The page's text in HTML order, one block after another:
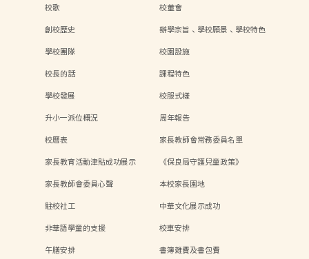
校歌
校董會
創校歷史
辦學宗旨、學校願景、學校特色
學校團隊
校園設施
校長的話
課程特色
學校發展
校服式樣
升小一派位概況
周年報告
校曆表
家長教師會常務委員名單
家長教育活動津貼成功展示
《保良局守護兒童政策》
家長教師會委員心聲
本校家長園地
駐校社工
中華文化展示成功
非華語學童的支援
校車安排
午膳安排
書簿雜費及書包費